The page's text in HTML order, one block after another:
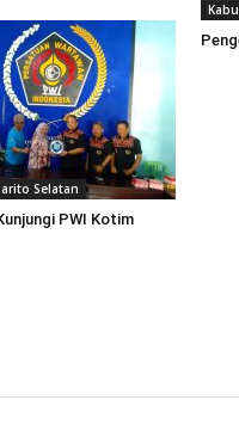
Selatan
PWI Kotim